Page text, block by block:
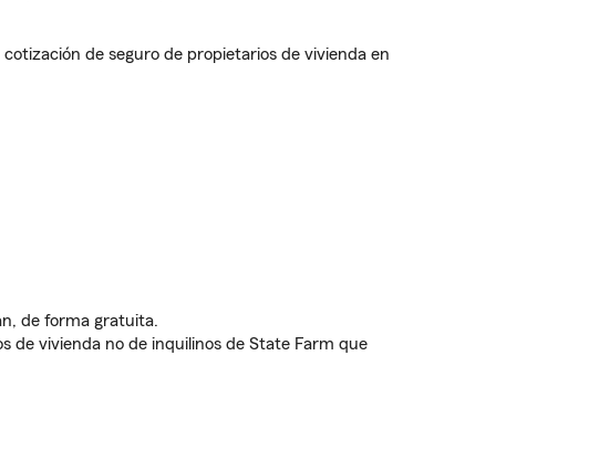
de seguro de propietarios de vivienda en
de forma gratuita.
de vivienda no de inquilinos de State Farm que